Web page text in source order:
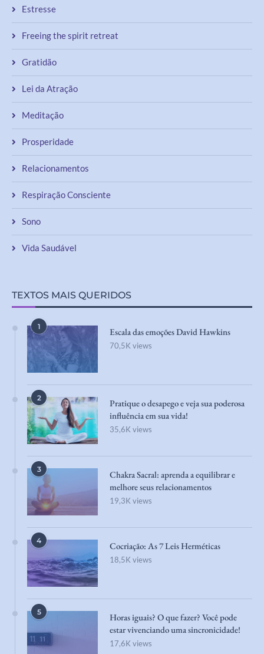
Estresse
Freeing the spirit retreat
Gratidão
Lei da Atração
Meditação
Prosperidade
Relacionamentos
Respiração Consciente
Sono
Vida Saudável
TEXTOS MAIS QUERIDOS
1 Escala das emoções David Hawkins
70,5K views
2
Pratique o desapego e veja sua poderosa
influência em sua vida!
35,6K views
3
Chakra Sacral: aprenda a equilibrar e
melhore seus relacionamentos
19,3K views
4 Cocriação: As 7 Leis Herméticas
18,5K views
5
Horas iguais? O que fazer? Você pode
estar vivenciando uma sincronicidade!
17,6K views